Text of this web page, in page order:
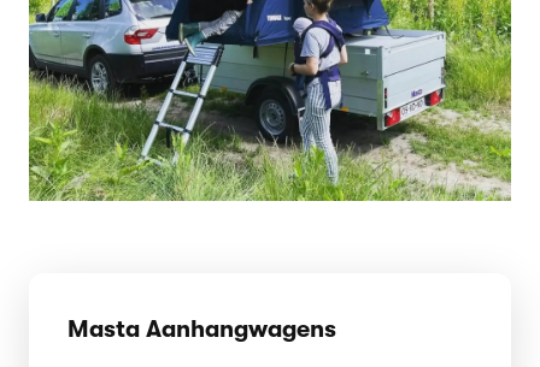
Masta Aanhangwagens